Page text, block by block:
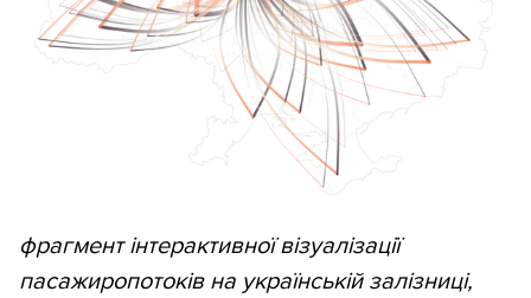
фрагмент інтерактивної візуалізації
пасажиропотоків на українській залізниці,